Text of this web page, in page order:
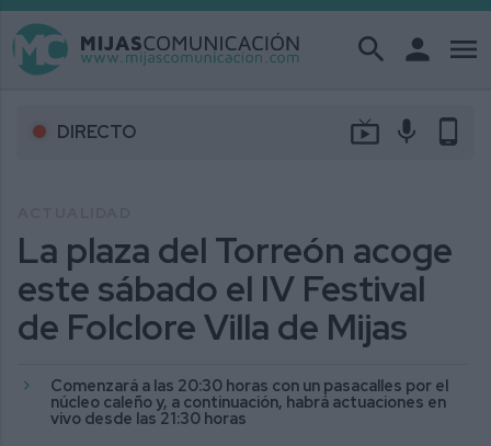
search person menu
DIRECTO live_tv mic phone_android
La plaza del Torreón acoge
este sábado el IV Festival
de Folclore Villa de Mijas
Comenzará a las 20:30 horas con un pasacalles por el
núcleo caleño y, a continuación, habrá actuaciones en
vivo desde las 21:30 horas